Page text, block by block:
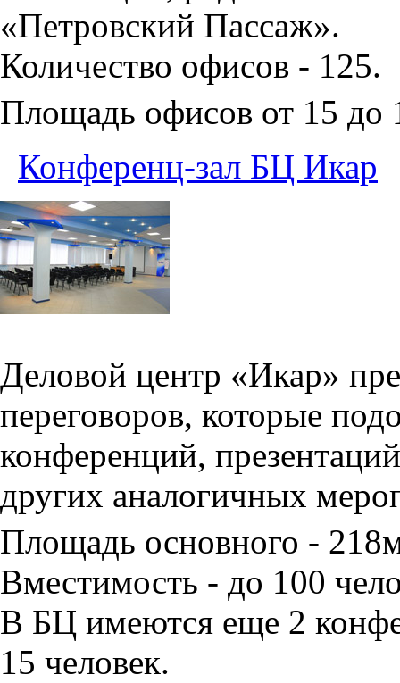
«Петровский Пассаж».
Количество офисов - 125.
Площадь офисов от 15 до
Конференц-зал БЦ Икар
Деловой центр «Икар»
переговоров, которые
конференций,
других аналогичных
Площадь основного -
Вместимость - до 100
В БЦ имеются еще 2
15 человек.